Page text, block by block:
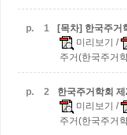
p. 1
[목차] 한국주거
미리보기 /
주거(한국주거
p. 2
한국주거학회
미리보기 /
주거(한국주거